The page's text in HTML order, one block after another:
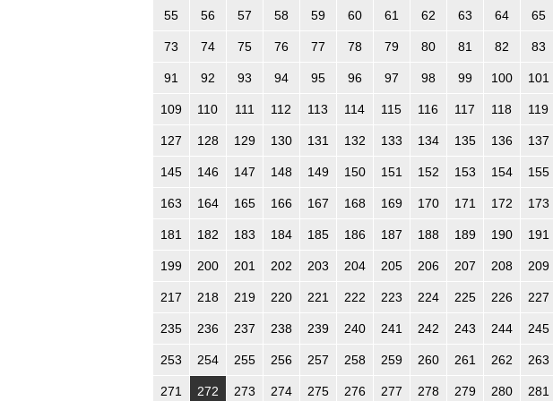
55 56 57 58 59 60 61 62 63 64 65
73 74 75 76 77 78 79 80 81 82 83
91 92 93 94 95 96 97 98 99 100 101
109 110 111 112 113 114 115 116 117 118 119
127 128 129 130 131 132 133 134 135 136 137
145 146 147 148 149 150 151 152 153 154 155
163 164 165 166 167 168 169 170 171 172 173
181 182 183 184 185 186 187 188 189 190 191
199 200 201 202 203 204 205 206 207 208 209
217 218 219 220 221 222 223 224 225 226 227
235 236 237 238 239 240 241 242 243 244 245
253 254 255 256 257 258 259 260 261 262 263
271 272 273 274 275 276 277 278 279 280 281